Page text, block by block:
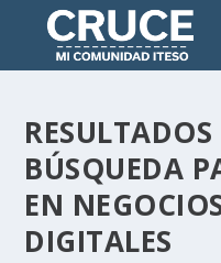
BÚSQUEDA
EN
DIGITALES